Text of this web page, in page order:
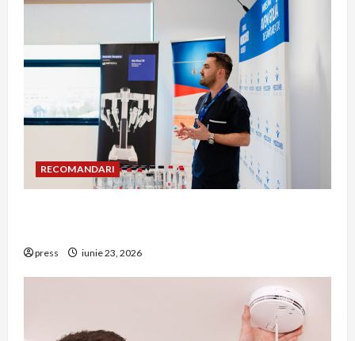
RECOMANDARI
press iunie 23, 2026